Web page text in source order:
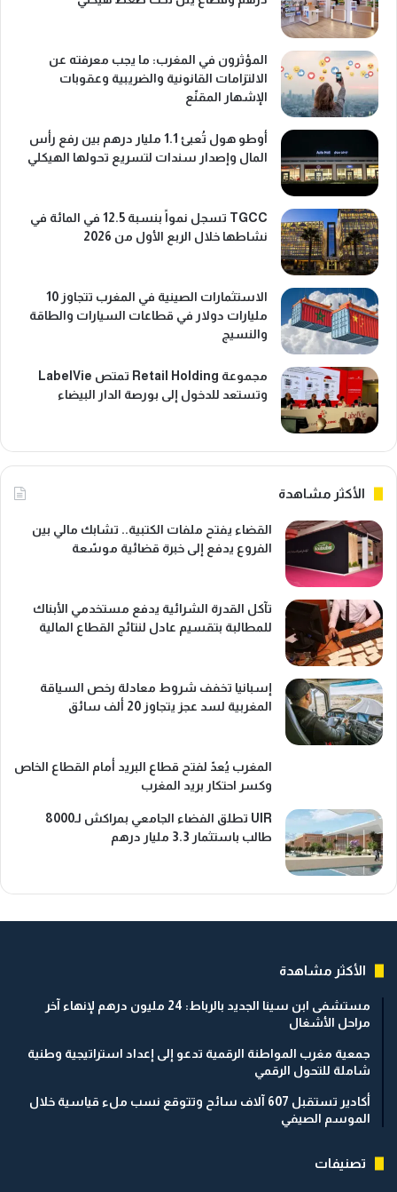
المؤثرون في المغرب: ما يجب معرفته عن
الالتزامات القانونية والضريبية وعقوبات
الإشهار المقنّع
أوطو هول تُعبئ 1.1 مليار درهم بين رفع رأس
المال وإصدار سندات لتسريع تحولها الهيكلي
TGCC تسجل نمواً بنسبة 12.5 في المائة في
نشاطها خلال الربع الأول من 2026
الاستثمارات الصينية في المغرب تتجاوز 10
مليارات دولار في قطاعات السيارات والطاقة
والنسيج
مجموعة Retail Holding تمتص LabelVie
وتستعد للدخول إلى بورصة الدار البيضاء
الأكثر مشاهدة
القضاء يفتح ملفات الكتبية.. تشابك مالي بين
الفروع يدفع إلى خبرة قضائية موسّعة
تآكل القدرة الشرائية يدفع مستخدمي الأبناك
للمطالبة بتقسيم عادل لنتائج القطاع المالية
إسبانيا تخفف شروط معادلة رخص السياقة
المغربية لسد عجز يتجاوز 20 ألف سائق
المغرب يُعدّ لفتح قطاع البريد أمام القطاع الخاص
وكسر احتكار بريد المغرب
UIR تطلق الفضاء الجامعي بمراكش لـ8000
طالب باستثمار 3.3 مليار درهم
الأكثر مشاهدة
مستشفى ابن سينا الجديد بالرباط: 24 مليون درهم لإنهاء آخر
مراحل الأشغال
جمعية مغرب المواطنة الرقمية تدعو إلى إعداد استراتيجية وطنية
شاملة للتحول الرقمي
أكادير تستقبل 607 آلاف سائح وتتوقع نسب ملء قياسية خلال
الموسم الصيفي
تصنيفات